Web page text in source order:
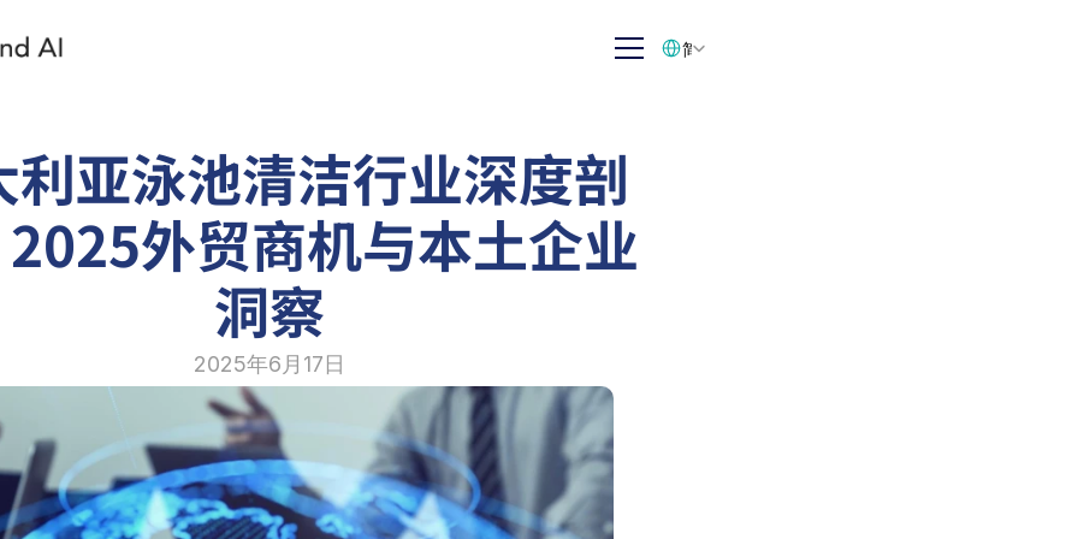
利亚泳池清洁行业深度剖
外贸商机与本土企业
洞察
2025年6月17日
简体中文